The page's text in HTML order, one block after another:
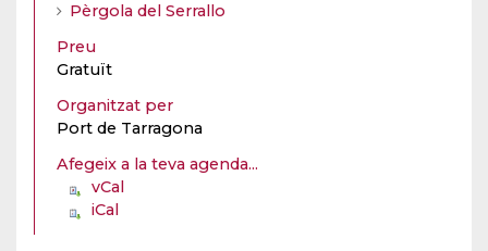
Pèrgola del Serrallo
Preu
Gratuït
Organitzat per
Port de Tarragona
Afegeix a la teva agenda...
vCal
iCal